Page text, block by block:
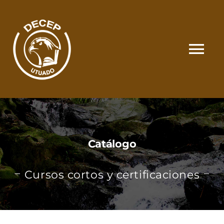
content
SOMOS
CATÁLOGO
MATRÍCULA Y PAGOS
CONTACTO
Catálogo
Cursos cortos y certificaciones